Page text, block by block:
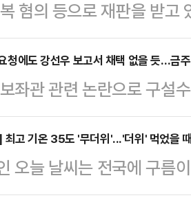
예상 밖의 문제가 발견
비서관들이 임…
로했었다. 이 지사가 애용
복 4시간이나 되는 길을
다. 일제든 국산이든, 아
다. 경기도청 별정직 7급
…
혐의 등으로 재판을 받고
에 위치추적 전자장치(전
르면 보우소나루 전 대통
하원) 건물 계단에서 왼쪽
게 내보이며 발끈했다.그
금을 횡령하지도, 살인
어 "무고한 사람에게 전
대통령에게 …
청에도 강선우 보고서 채택 없을 듯…금
좌관 관련 논란으로 구설
사청문 경과보고서 채택
지 강 후보자에 대한 보
10일까지 정할 수 있으
지를 드러낸 것이라는 해
최고 기온 35도 '무더위'...'더위' 먹었을
오늘 날씨는 전국에 구름
고기압의 가장자리에 들